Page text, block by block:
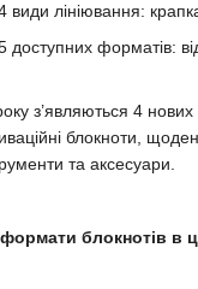
види лініювання:
доступних форматів:
з’являються 4
блокноти,
та аксесуари.
блокнотів в